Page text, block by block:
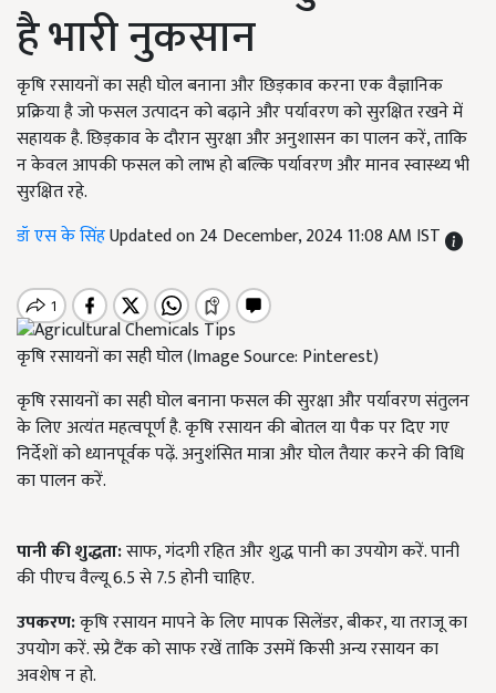
है भारी नुकसान
कृषि रसायनों का सही घोल बनाना और छिड़काव करना एक वैज्ञानिक
प्रक्रिया है जो फसल उत्पादन को बढ़ाने और पर्यावरण को सुरक्षित रखने में
सहायक है. छिड़काव के दौरान सुरक्षा और अनुशासन का पालन करें, ताकि
न केवल आपकी फसल को लाभ हो बल्कि पर्यावरण और मानव स्वास्थ्य भी
सुरक्षित रहे.
डॉ एस के सिंहUpdated on 24 December, 2024 11:08 AM IST
कृषि रसायनों का सही घोल (Image Source: Pinterest)
कृषि रसायनों का सही घोल बनाना फसल की सुरक्षा और पर्यावरण संतुलन
के लिए अत्यंत महत्वपूर्ण है. कृषि रसायन की बोतल या पैक पर दिए गए
निर्देशों को ध्यानपूर्वक पढ़ें. अनुशंसित मात्रा और घोल तैयार करने की विधि
का पालन करें.
पानी की शुद्धता:साफ, गंदगी रहित और शुद्ध पानी का उपयोग करें. पानी
की पीएच वैल्यू 6.5 से 7.5 होनी चाहिए.
उपकरण:कृषि रसायन मापने के लिए मापक सिलेंडर, बीकर, या तराजू का
उपयोग करें. स्प्रे टैंक को साफ रखें ताकि उसमें किसी अन्य रसायन का
अवशेष न हो.